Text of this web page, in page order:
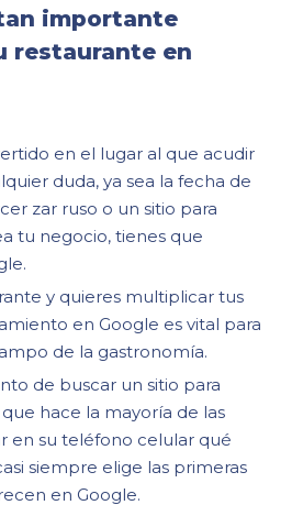
importante
restaurante en
en el lugar al que acudir
duda, ya sea la fecha de
zar ruso o un sitio para
tu negocio, tienes que
y quieres multiplicar tus
en Google es vital para
de la gastronomía.
de buscar un sitio para
hace la mayoría de las
en su teléfono celular qué
siempre elige las primeras
en Google.